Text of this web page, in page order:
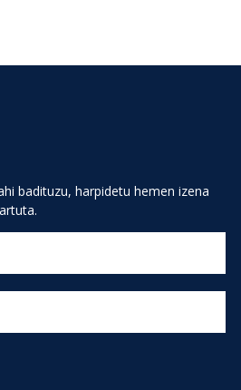
badituzu, harpidetu hemen izena